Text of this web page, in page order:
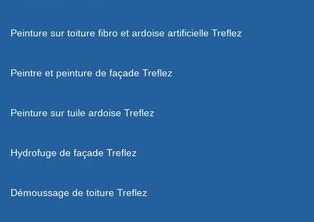
Peinture sur toiture fibro et ardoise artificielle Treflez
Peintre et peinture de façade Treflez
Peinture sur tuile ardoise Treflez
Hydrofuge de façade Treflez
Démoussage de toiture Treflez